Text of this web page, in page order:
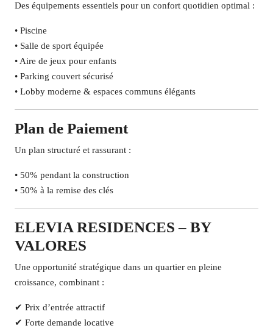
Des équipements essentiels pour un confort quotidien optimal :
• Piscine
• Salle de sport équipée
• Aire de jeux pour enfants
• Parking couvert sécurisé
• Lobby moderne & espaces communs élégants
Plan de Paiement
Un plan structuré et rassurant :
• 50% pendant la construction
• 50% à la remise des clés
ELEVIA RESIDENCES – BY
VALORES
Une opportunité stratégique dans un quartier en pleine
croissance, combinant :
✔ Prix d’entrée attractif
✔ Forte demande locative